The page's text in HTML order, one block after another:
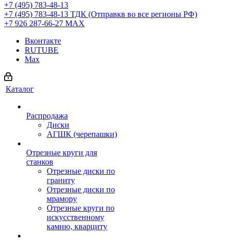
+7 (495) 783-48-13
+7 (495) 783-48-13 ТДК (Отправкв во все регионы РФ)
+7 926 287-66-27 МАХ
Вконтакте
RUTUBE
Max
Каталог
Распродажа
Диски
АГШК (черепашки)
Отрезные круги для
станков
Отрезные диски по
граниту
Отрезные диски по
мрамору
Отрезные круги по
искусственному
камню, кварциту